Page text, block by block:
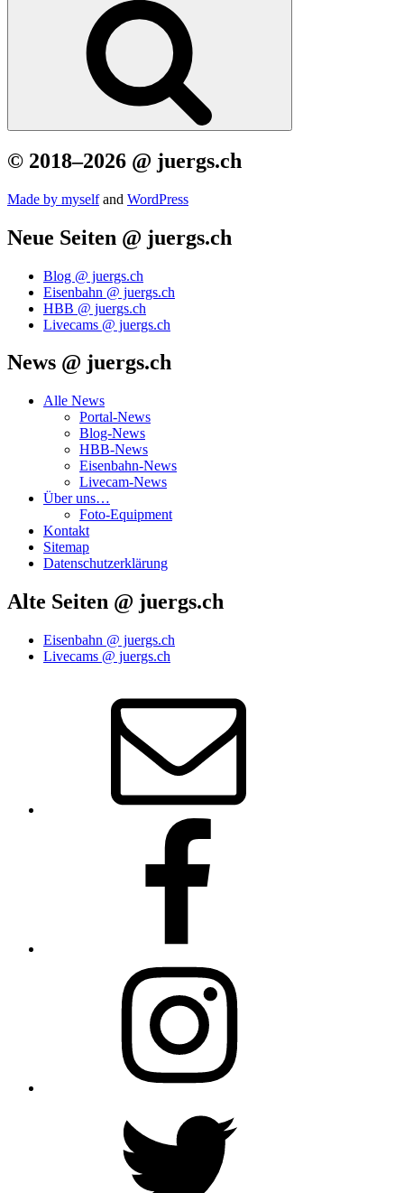
© 2018–2026 @ juergs.ch
Made by mys­elfand Word­Press
Neue Seiten @ juergs.ch
Blog @ juergs.ch
Eisenbahn @ juergs.ch
HBB @ juergs.ch
Livecams @ juergs.ch
News @ juergs.ch
Alle News
Portal-News
Blog-News
HBB-News
Eisenbahn-News
Livecam-News
Über uns…
Foto-Equipment
Kontakt
Sitemap
Datenschutzerklärung
Alte Seiten @ juergs.ch
Eisenbahn @ juergs.ch
Livecams @ juergs.ch